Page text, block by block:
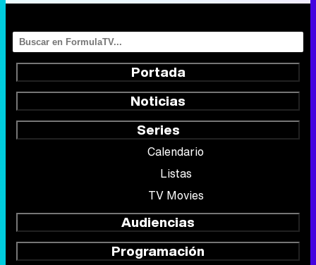
Portada
Noticias
Series
Calendario
Listas
TV Movies
Audiencias
Programación